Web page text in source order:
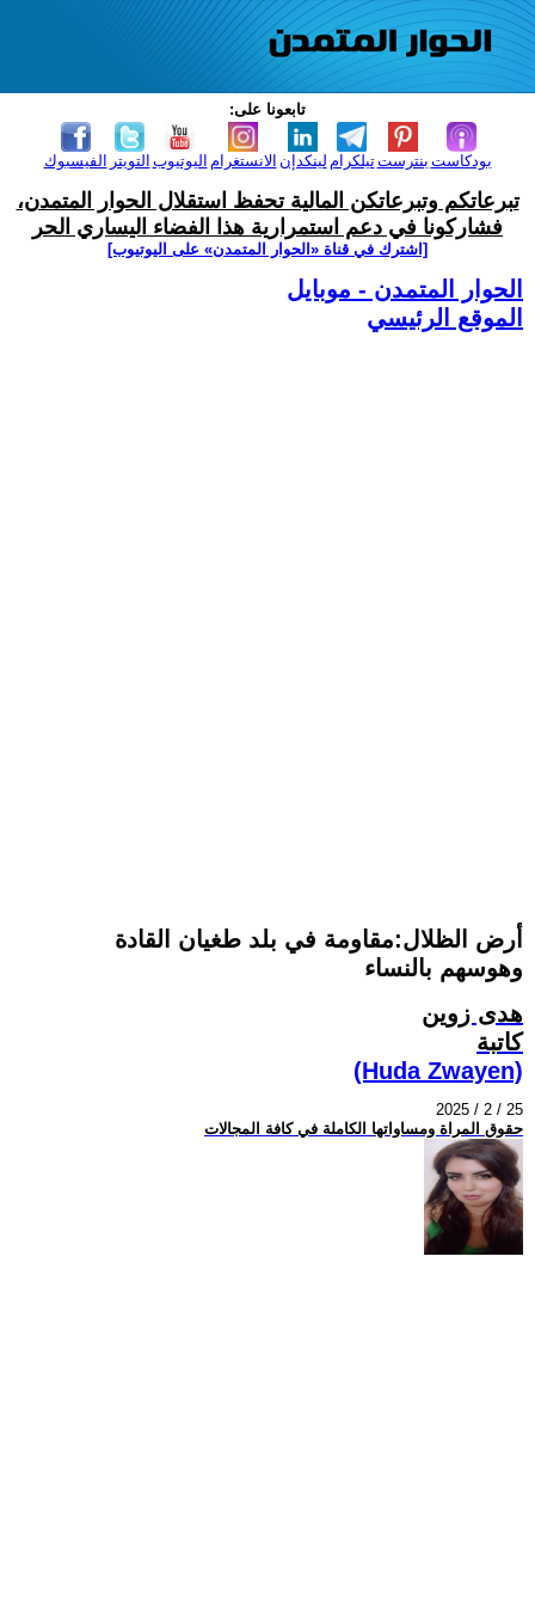
تابعونا على:
الفيسبوك التويتر اليوتيوب الانستغرام لينكدإن تيلكرامبنترست بودكاست
تبرعاتكم وتبرعاتكن المالية تحفظ استقلال الحوار المتمدن،
فشاركونا في دعم استمرارية هذا الفضاء اليساري الحر
[اشترك في قناة ‫«الحوار المتمدن» على اليوتيوب]
الحوار المتمدن - موبايل
الموقع الرئيسي
أرض الظلال:مقاومة في بلد طغيان القادة
وهوسهم بالنساء
هدى زوين
كاتبة
(Huda Zwayen)
2025 / 2 / 25
حقوق المراة ومساواتها الكاملة في كافة المجالات